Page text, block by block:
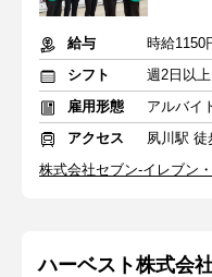
給与
時給1150
シフト
週2日以
雇用形態
アルバイ
アクセス
夙川駅 徒
株式会社セブン-イレブン
ハーベスト株式会